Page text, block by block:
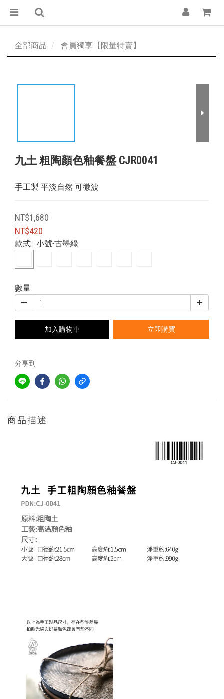
全部商品 會員獨享【限量特賣】
九土 粗陶顏色釉餐盤 CJR0041
手工製 平淡自然 可微波
NT$1,680
NT$420
款式 : 小號-古墨綠
數量
加入購物車 立即購買
分享到
商品描述